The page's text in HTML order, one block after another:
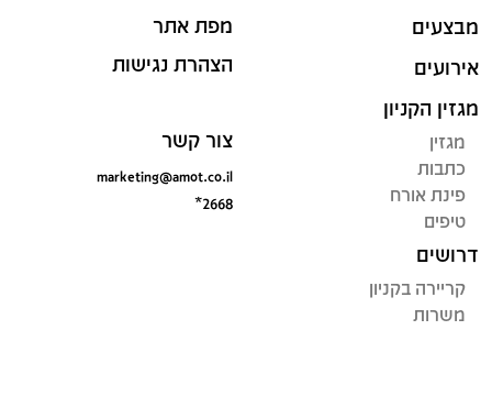
מבצעים
אירועים
מגזין הקניון
מגזין
כתבות
פינת אורח
טיפים
דרושים
קריירה בקניון
משרות
מפת אתר
הצהרת נגישות
צור קשר
marketing@amot.co.il
*2668